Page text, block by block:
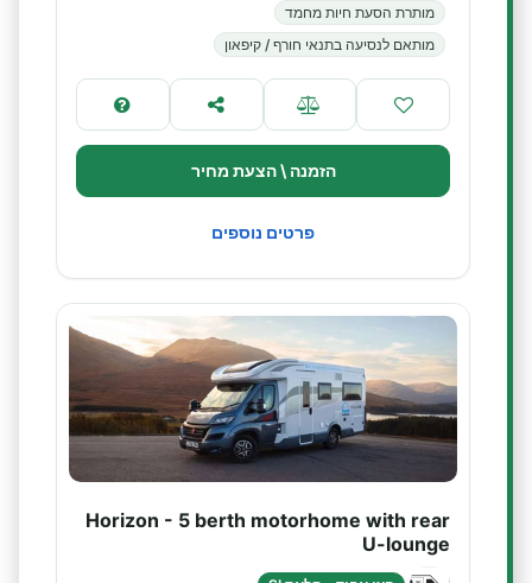
מותרת הסעת חיות מחמד
מותאם לנסיעה בתנאי חורף / קיפאון
הזמנה \ הצעת מחיר
פרטים נוספים
Horizon - 5 berth motorhome with rear
U-lounge